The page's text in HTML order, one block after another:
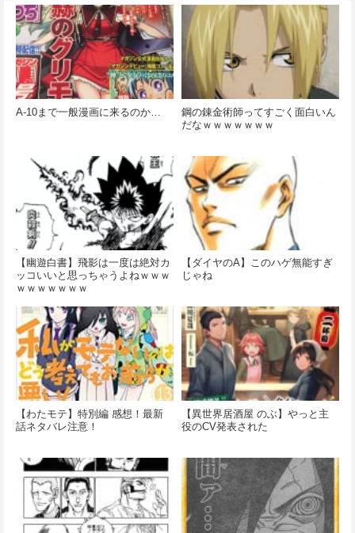
A-10まで一般漫画に来るのか…
鋼の錬金術師ってすごく面白いん
だなｗｗｗｗｗｗｗ
【幽遊白書】飛影は一度は絶対カ
ッコいいと思っちゃうよねｗｗｗ
ｗｗｗｗｗｗｗ
【ダイヤのA】このハゲ無能すぎ
じゃね
【わたモテ】特別編 感想！最新
話ネタバレ注意！
【異世界居酒屋 のぶ】やっと主
役のCV発表された